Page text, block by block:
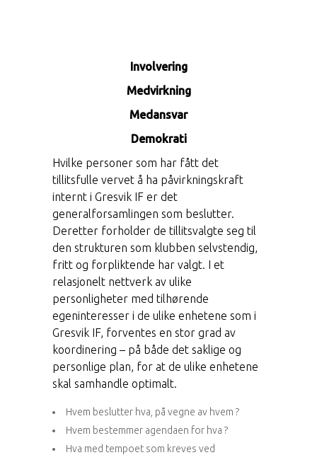
Involvering
Medvirkning
Medansvar
Demokrati
Hvilke personer som har fått det
tillitsfulle vervet å ha påvirkningskraft
internt i Gresvik IF er det
generalforsamlingen som beslutter.
Deretter forholder de tillitsvalgte seg til
den strukturen som klubben selvstendig,
fritt og forpliktende har valgt. I et
relasjonelt nettverk av ulike
personligheter med tilhørende
egeninteresser i de ulike enhetene som i
Gresvik IF, forventes en stor grad av
koordinering – på både det saklige og
personlige plan, for at de ulike enhetene
skal samhandle optimalt.
Hvem beslutter hva, på vegne av hvem ?
Hvem bestemmer agendaen for hva ?
Hva med tempoet som kreves ved